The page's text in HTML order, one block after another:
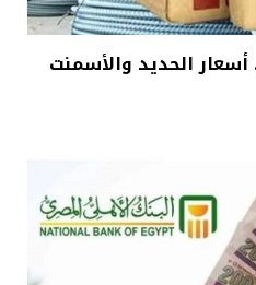
الحديد والأسمنت